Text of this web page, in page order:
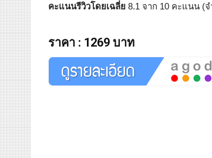
คะแนนรีวิวโดยเฉลี่ย 8.1 จาก 10 คะแนน (
ราคา : 1269 บาท